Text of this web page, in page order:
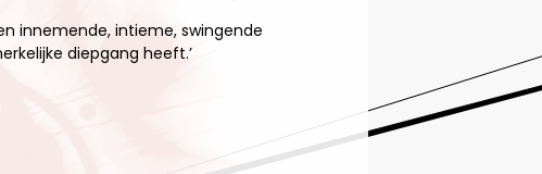
innemende, intieme, swingende
diepgang heeft.’